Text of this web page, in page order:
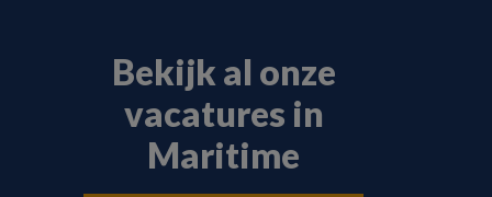
Bekijk al onze
vacatures in
Maritime